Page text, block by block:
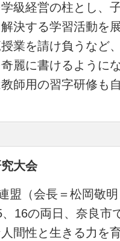
級経営の柱とし、
決する学習活動を
業を請け負うなど
麗に書けるように
師用の習字研修も
大会
盟（会長＝松岡敬
16の両日、奈良市
間性と生きる力を